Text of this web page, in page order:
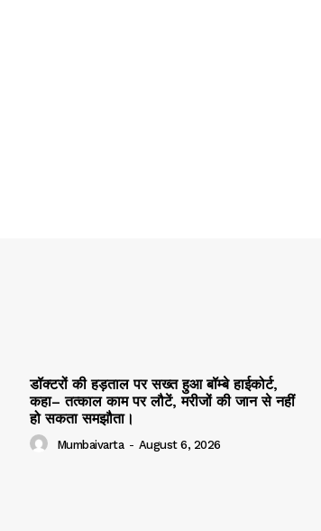
डॉक्टरों की हड़ताल पर सख्त हुआ बॉम्बे हाईकोर्ट,
कहा– तत्काल काम पर लौटें, मरीजों की जान से नहीं
हो सकता समझौता।
Mumbaivarta - August 6, 2026